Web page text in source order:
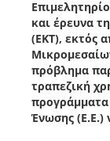
και έρευνα
(ΕΚΤ), εκτός
πρόβλημα
τραπεζική
Ένωσης (Ε.Ε.)